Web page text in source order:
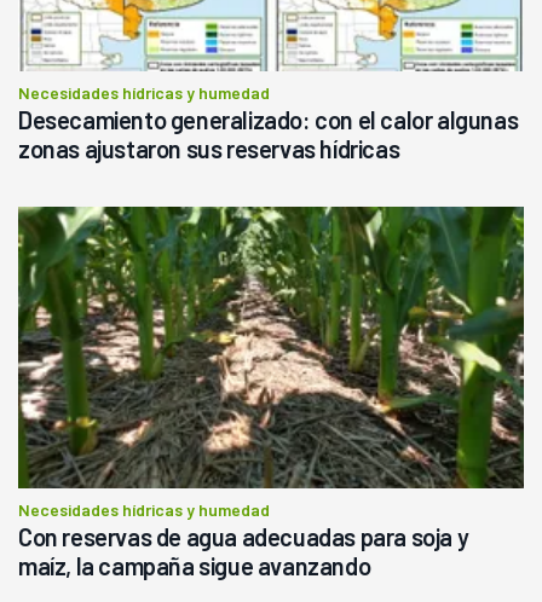
Necesidades hídricas y humedad
Desecamiento generalizado: con el calor algunas
zonas ajustaron sus reservas hídricas
Necesidades hídricas y humedad
Con reservas de agua adecuadas para soja y
maíz, la campaña sigue avanzando